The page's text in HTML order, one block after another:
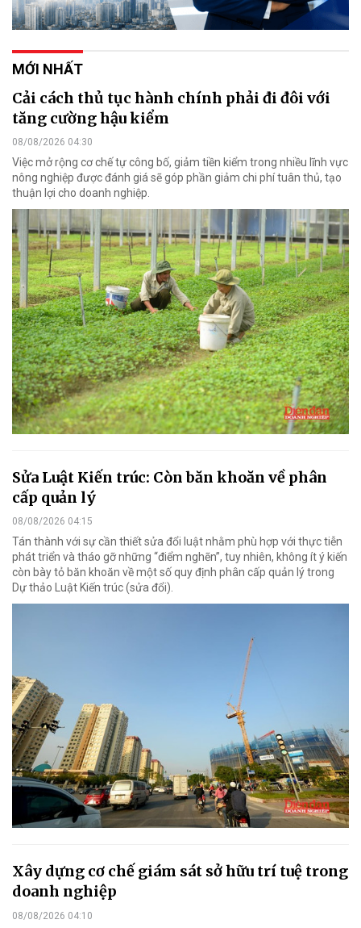
MỚI NHẤT
Cải cách thủ tục hành chính phải đi đôi với
tăng cường hậu kiểm
08/08/2026 04:30
Việc mở rộng cơ chế tự công bố, giảm tiền kiểm trong nhiều lĩnh vực
nông nghiệp được đánh giá sẽ góp phần giảm chi phí tuân thủ, tạo
thuận lợi cho doanh nghiệp.
Sửa Luật Kiến trúc: Còn băn khoăn về phân
cấp quản lý
08/08/2026 04:15
Tán thành với sự cần thiết sửa đổi luật nhằm phù hợp với thực tiễn
phát triển và tháo gỡ những “điểm nghẽn”, tuy nhiên, không ít ý kiến
còn bày tỏ băn khoăn về một số quy định phân cấp quản lý trong
Dự thảo Luật Kiến trúc (sửa đổi).
Xây dựng cơ chế giám sát sở hữu trí tuệ trong
doanh nghiệp
08/08/2026 04:10